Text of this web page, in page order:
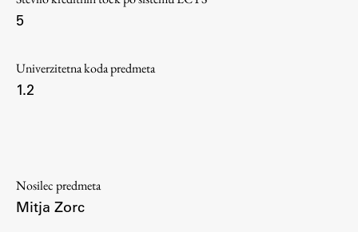
Intranet UL FA
Intranet UL
Študij
5
Univerzitetna koda predmeta
1.2
Nosilec predmeta
Mitja Zorc